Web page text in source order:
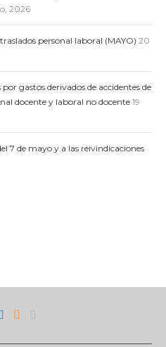
2026
personal laboral (MAYO) 20
gastos derivados de accidentes de
docente y laboral no docente 19
7 de mayo y a las reivindicaciones